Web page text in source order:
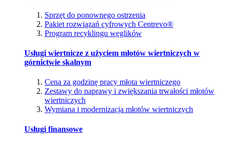
Sprzęt do ponownego ostrzenia
Pakiet rozwiązań cyfrowych Centrevo®
Program recyklingu węglików
Usługi wiertnicze z użyciem młotów wiertniczych w
górnictwie skalnym
Cena za godzinę pracy młota wiertniczego
Zestawy do naprawy i zwiększania trwałości młotów
wiertniczych
Wymiana i modernizacja młotów wiertniczych
Usługi finansowe